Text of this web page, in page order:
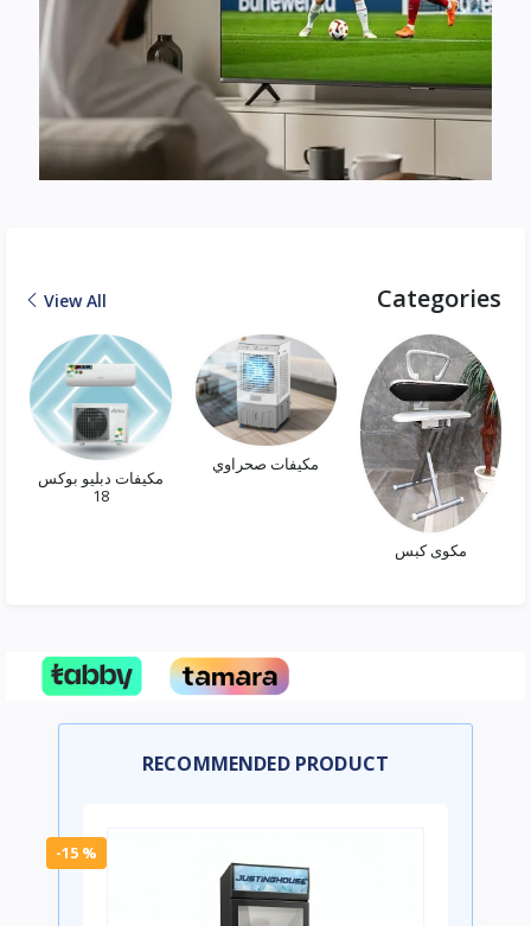
Categories
View All
مكيفات دبليو بوكس
18
مكيفات صحراوي
مكوى كبس
RECOMMENDED PRODUCT
-15 %